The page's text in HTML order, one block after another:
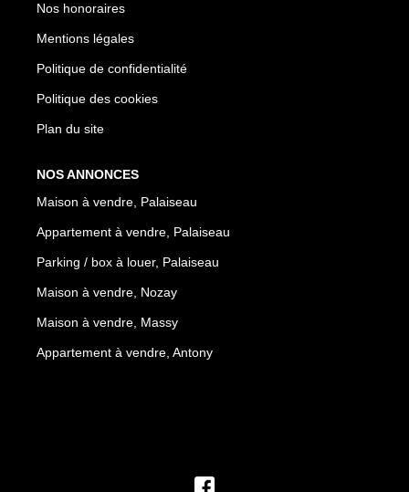
Nos honoraires
Mentions légales
Politique de confidentialité
Politique des cookies
Plan du site
NOS ANNONCES
Maison à vendre, Palaiseau
Appartement à vendre, Palaiseau
Parking / box à louer, Palaiseau
Maison à vendre, Nozay
Maison à vendre, Massy
Appartement à vendre, Antony